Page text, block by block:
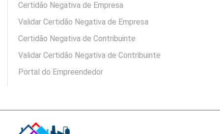
Certidão Negativa de Empresa
Validar Certidão Negativa de Empresa
Certidão Negativa de Contribuinte
Validar Certidão Negativa de Contribuinte
Portal do Empreendedor